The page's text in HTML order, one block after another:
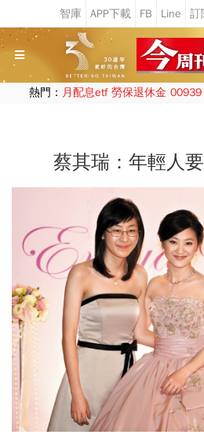
熱門： 月配息etf 勞保退休金 00939
蔡其瑞：年輕人